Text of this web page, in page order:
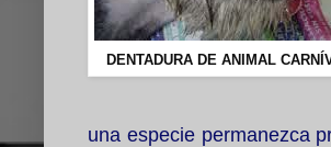
DENTADURA DE ANIMAL
una especie permanezca